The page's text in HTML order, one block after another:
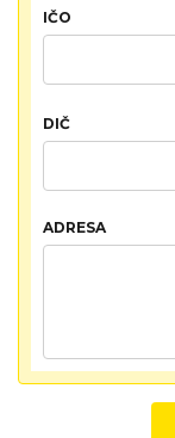
IČO
DIČ
ADRESA